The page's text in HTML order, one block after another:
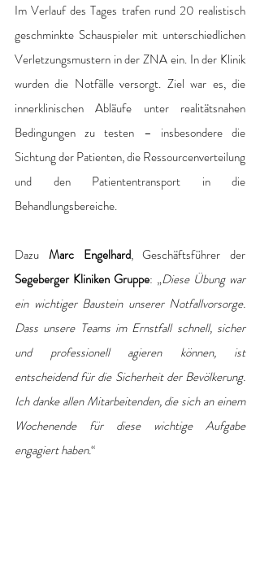
Im Verlauf des Tages trafen rund 20 realistisch
geschminkte Schauspieler mit unterschiedlichen
Verletzungsmustern in der ZNA ein. In der Klinik
wurden die Notfälle versorgt. Ziel war es, die
innerklinischen Abläufe unter realitätsnahen
Bedingungen zu testen – insbesondere die
Sichtung der Patienten, die Ressourcenverteilung
und den Patiententransport in die
Behandlungsbereiche.
Dazu Marc Engelhard
Segeberger Kliniken Gruppe: „Diese Übung war
ein wichtiger Baustein unserer Notfallvorsorge.
Dass unsere Teams im Ernstfall schnell, sicher
und professionell agieren können, ist
entscheidend für die Sicherheit der Bevölkerung.
Ich danke allen Mitarbeitenden, die sich an einem
Wochenende für diese wichtige Aufgabe
engagiert haben.“